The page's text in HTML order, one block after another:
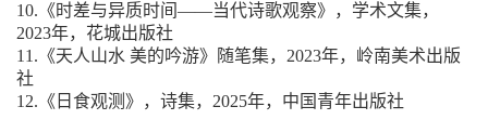
10.《时差与异质时间——当代诗歌观察》，学术文集，
2023年，花城出版社
11.《天人山水 美的吟游》随笔集，2023年，岭南美术出版
社
12.《日食观测》，诗集，2025年，中国青年出版社